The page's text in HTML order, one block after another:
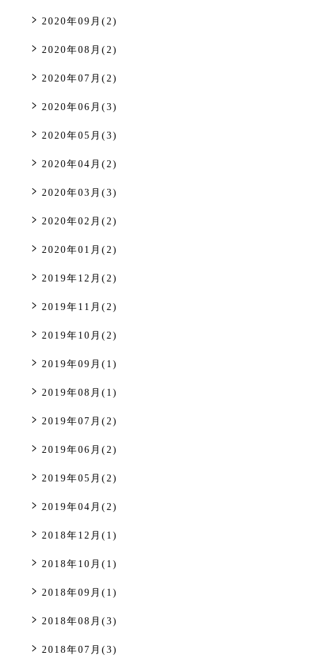
2020年09月(2)
2020年08月(2)
2020年07月(2)
2020年06月(3)
2020年05月(3)
2020年04月(2)
2020年03月(3)
2020年02月(2)
2020年01月(2)
2019年12月(2)
2019年11月(2)
2019年10月(2)
2019年09月(1)
2019年08月(1)
2019年07月(2)
2019年06月(2)
2019年05月(2)
2019年04月(2)
2018年12月(1)
2018年10月(1)
2018年09月(1)
2018年08月(3)
2018年07月(3)